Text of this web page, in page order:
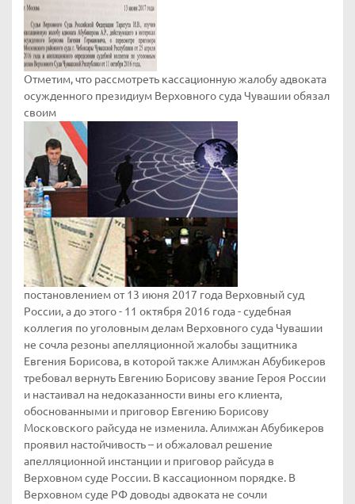
Отметим, что рассмотреть кассационную жалобу адвоката
осужденного президиум Верховного суда Чувашии обязал
своим
постановлением от 13 июня 2017 года Верховный суд
России, а до этого - 11 октября 2016 года - судебная
коллегия по уголовным делам Верховного суда Чувашии
не сочла резоны апелляционной жалобы защитника
Евгения Борисова, в которой также Алимжан Абубикеров
требовал вернуть Евгению Борисову звание Героя России
и настаивал на недоказанности вины его клиента,
обоснованными и приговор Евгению Борисову
Московского райсуда не изменила. Алимжан Абубикеров
проявил настойчивость – и обжаловал решение
апелляционной инстанции и приговор райсуда в
Верховном суде России. В кассационном порядке. В
Верховном суде РФ доводы адвоката не сочли